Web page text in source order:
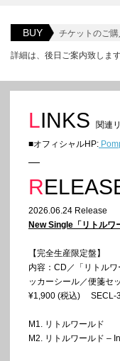
BUY チケットのご購
詳細は、後日ご案内致しま
LINKS
関連
■オフィシャルHP:
2026.06.24 Release
New Single 「リトル
【完全生産限定盤】
内容：CD／「リトル
ッカーシール／便箋セ
¥1,900 (税込) SECL-
M1. リトルワールド
M2. リトルワールド –